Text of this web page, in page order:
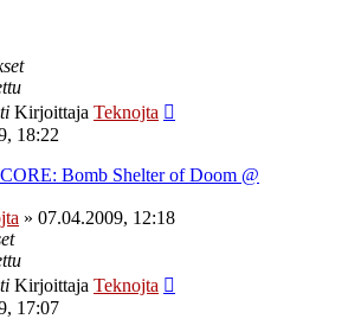
Kirjoittaja Teknojta
18:22
Bomb Shelter of Doom @
» 07.04.2009, 12:18
Kirjoittaja Teknojta
17:07